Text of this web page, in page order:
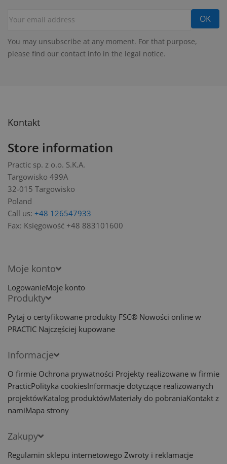
You may unsubscribe at any moment. For that purpose,
please find our contact info in the legal notice.
Kontakt
Store information
Practic sp. z o.o. S.K.A.
Targowisko 499A
32-015 Targowisko
Poland
Call us: +48 126547933
Fax: Księgowość +48 883101600
Moje konto
LogowanieMoje konto
Produkty
Pytaj o certyfikowane produkty FSC® Nowości online w
PRACTIC Najczęściej kupowane
Informacje
O firmie Ochrona prywatności Projekty realizowane w firmie
PracticPolityka cookiesInformacje dotyczące realizowanych
projektówKatalog produktówMateriały do pobraniaKontakt z
namiMapa strony
Zakupy
Regulamin sklepu internetowego Zwroty i reklamacje